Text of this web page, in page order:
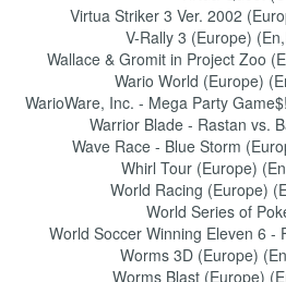
Virtua Striker 3 Ver. 2002
V-Rally 3 (Europe)
Wallace & Gromit in Project Zoo
Wario World (Europe)
WarioWare, Inc. - Mega Party
Warrior Blade - Rastan vs.
Wave Race - Blue Storm
Whirl Tour (Europe)
World Racing (Europe)
World Series of
World Soccer Winning Eleven 6 -
Worms 3D (Europe)
Worms Blast (Europe)